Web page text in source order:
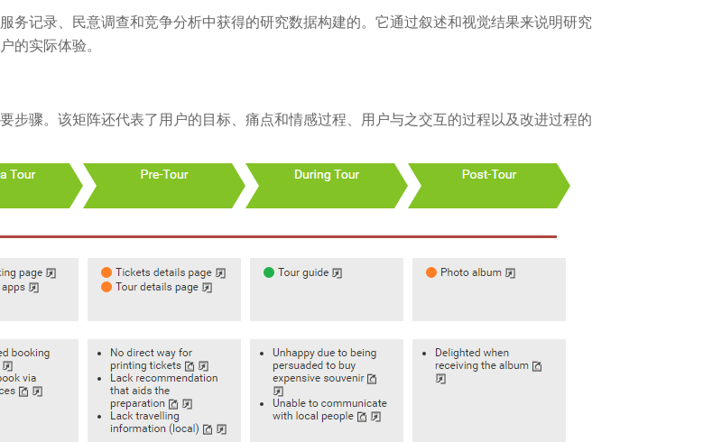
务记录、民意调查和竞争分析中获得的研究数据构建的。它通过叙述和视觉结果来说明研究
的实际体验。
步骤。该矩阵还代表了用户的目标、痛点和情感过程、用户与之交互的过程以及改进过程的